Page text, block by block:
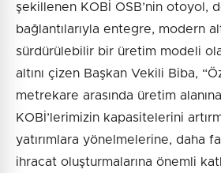
şekillenen KOBİ OSB’nin otoyol,
bağlantılarıyla entegre, modern
sürdürülebilir bir üretim modeli
altını çizen Başkan Vekili Biba,
metrekare arasında üretim
KOBİ’lerimizin kapasitelerini
yatırımlara yönelmelerine, daha
ihracat oluşturmalarına önemli